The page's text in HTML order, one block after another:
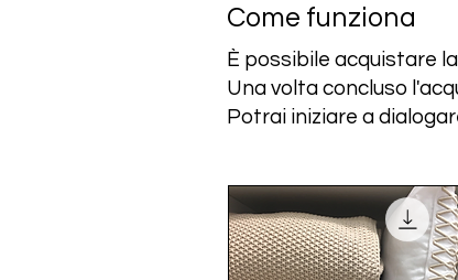
Come funziona
È possibile acquistare
Una volta concluso
Potrai iniziare a